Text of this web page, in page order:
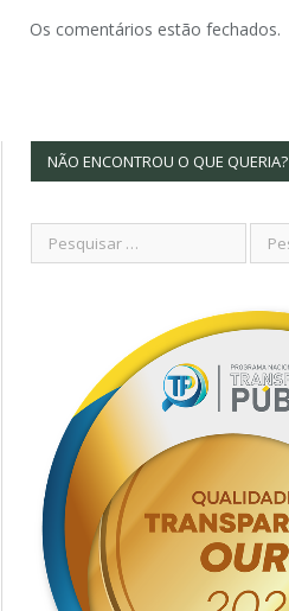
Os comentários estão fechados.
NÃO ENCONTROU O QUE QUERIA?